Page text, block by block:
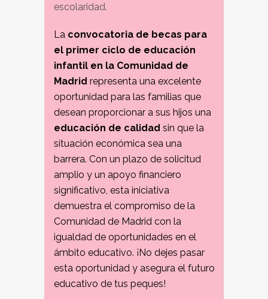
escolaridad.
La convocatoria de becas para
el primer ciclo de educación
infantil en la Comunidad de
Madrid representa una excelente
oportunidad para las familias que
desean proporcionar a sus hijos una
educación de calidad sin que la
situación económica sea una
barrera. Con un plazo de solicitud
amplio y un apoyo financiero
significativo, esta iniciativa
demuestra el compromiso de la
Comunidad de Madrid con la
igualdad de oportunidades en el
ámbito educativo. ¡No dejes pasar
esta oportunidad y asegura el futuro
educativo de tus peques!